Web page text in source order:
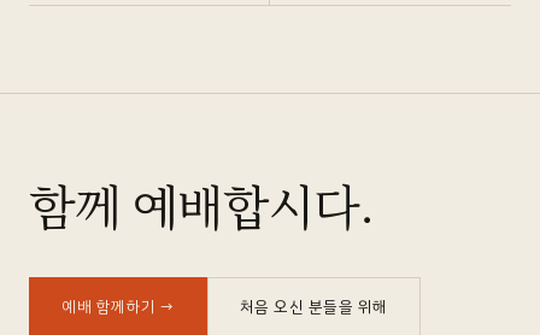
함께 예배합시다.
예배 함께하기 → 처음 오신 분들을 위해